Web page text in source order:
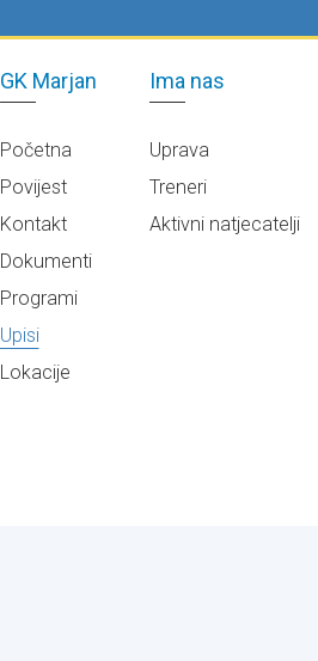
GK Marjan
Početna
Povijest
Kontakt
Dokumenti
Programi
Upisi
Lokacije
Ima nas
Uprava
Treneri
Aktivni natjecatelji